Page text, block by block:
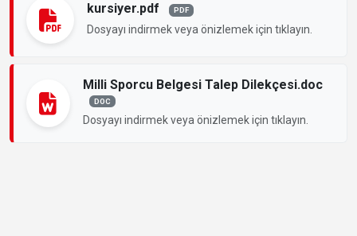
kursiyer.pdf PDF
Dosyayı indirmek veya önizlemek için tıklayın.
Milli Sporcu Belgesi Talep Dilekçesi.doc
DOC
Dosyayı indirmek veya önizlemek için tıklayın.